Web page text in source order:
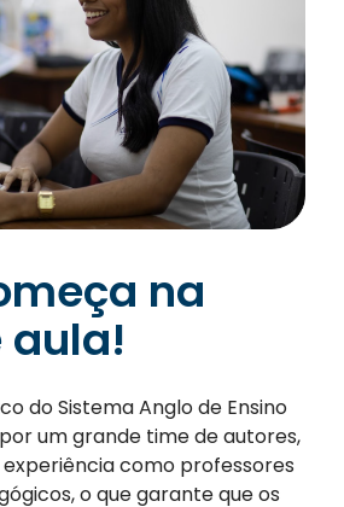
na
aula!
do Sistema Anglo de Ensino
um grande time de autores,
como professores
o que garante que os